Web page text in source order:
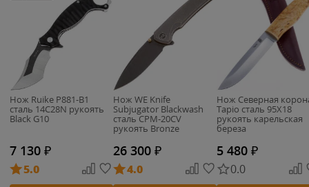
Нож Ruike P881-B1
сталь 14C28N рукоять
Black G10
7 130 ₽
5.0
Нож WE Knife
Subjugator Blackwash
сталь CPM-20CV
рукоять Bronze
Titanium (WE21014C-4)
26 300 ₽
4.0
Нож Северная
Tapio сталь 95Х18
рукоять карельская
береза
5 480 ₽
0.0